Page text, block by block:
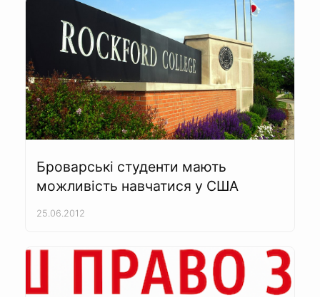
Броварські студенти мають
можливість навчатися у США
25.06.2012